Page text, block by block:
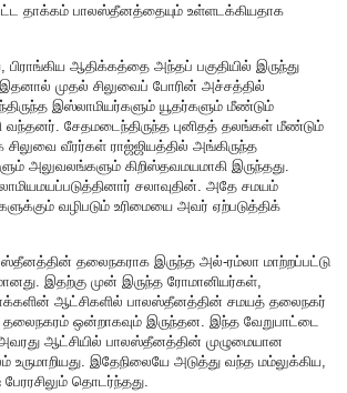
தாக்கம் பாலஸ்தீனத்தையும் உள்ளடக்கியதாக
பிராங்கிய ஆதிக்கத்தை அந்தப் பகுதியில் இருந்து
இதனால் முதல் சிலுவைப் போரின் அச்சத்தில்
இஸ்லாமியர்களும் யூதர்களும் மீண்டும்
வந்தனர். சேதமடைந்திருந்த புனிதத் தலங்கள் மீண்டும்
சிலுவை வீரர்கள் ராஜ்ஜியத்தில் அங்கிருந்த
அலுவலங்களும் கிறிஸ்தவமயமாகி இருந்தது.
சலாவுதின். அதே சமயம்
வழிபடும் உரிமையை அவர் ஏற்படுத்திக்
தலைநகராக இருந்த அல்-ரம்லா மாற்றப்பட்டு
இதற்கு முன் இருந்த ரோமானியர்கள்,
ஆட்சிகளில் பாலஸ்தீனத்தின் சமயத் தலைநகர்
தலைநகரம் ஒன்றாகவும் இருந்தன. இந்த வேறுபாட்டை
ஆட்சியில் பாலஸ்தீனத்தின் முழுமையான
உருமாறியது. இதேநிலையே அடுத்து வந்த மம்லுக்கிய,
தொடர்ந்தது.